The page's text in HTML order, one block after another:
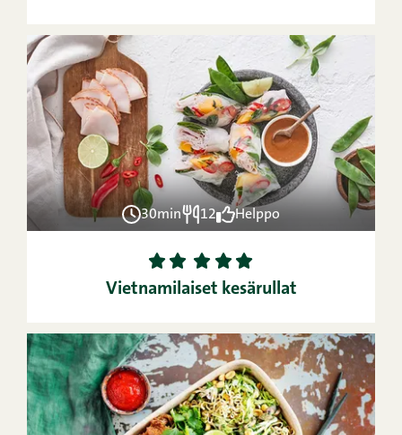
30min 12 Helppo
1 2 3 4
5
Vietnamilaiset kesärullat